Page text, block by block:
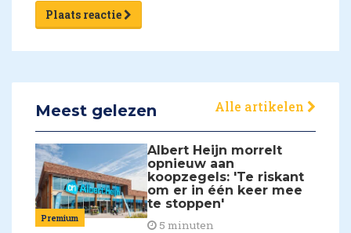
Plaats reactie
Meest gelezen Alle artikelen
Premium
Albert Heijn morrelt
opnieuw aan
koopzegels: 'Te riskant
om er in één keer mee
te stoppen'
5 minuten